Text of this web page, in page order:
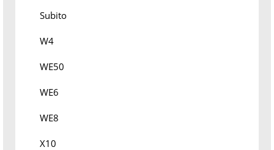
Subito
W4
WE50
WE6
WE8
X10